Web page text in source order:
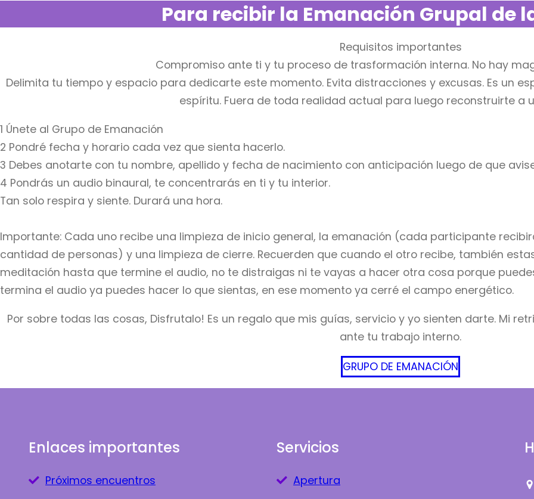
Para recibir la Emanación Grupal de
Requisitos importantes
Compromiso ante ti y tu proceso de trasformación interna. No hay
Delimita tu tiempo y espacio para dedicarte este momento. Evita distracciones y excusas. Es un
espíritu. Fuera de toda realidad actual para luego reconstruirte a
1 Únete al Grupo de Emanación
2 Pondré fecha y horario cada vez que sienta hacerlo.
3 Debes anotarte con tu nombre, apellido y fecha de nacimiento con anticipación luego de que
4 Pondrás un audio binaural, te concentrarás en ti y tu interior.
Tan solo respira y siente. Durará una hora.
Importante: Cada uno recibe una limpieza de inicio general, la emanación (cada participante
cantidad de personas) y una limpieza de cierre. Recuerden que cuando el otro recibe, también
meditación hasta que termine el audio, no te distraigas ni te vayas a hacer otra cosa porque
termina el audio ya puedes hacer lo que sientas, en ese momento ya cerré el campo energético.
Por sobre todas las cosas, Disfrutalo! Es un regalo que mis guías, servicio y yo sienten darte. Mi
ante tu trabajo interno.
GRUPO DE EMANACIÓN
Enlaces importantes
Próximos encuentros
Servicios
Apertura